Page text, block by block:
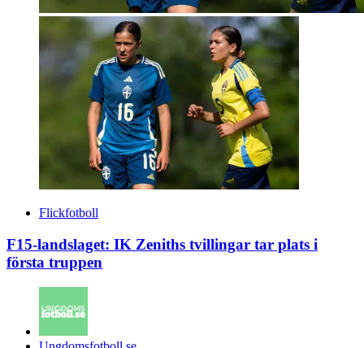
Flickfotboll
F15-landslaget: IK Zeniths tvillingar tar plats i
första truppen
Posted